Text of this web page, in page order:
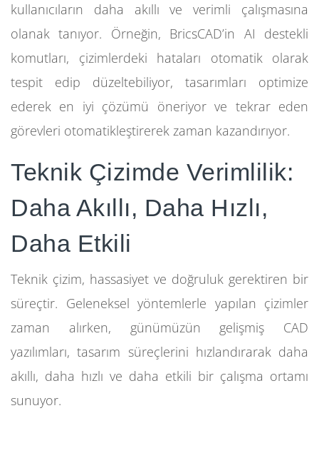
kullanıcıların daha akıllı ve verimli çalışmasına
olanak tanıyor. Örneğin, BricsCAD’in AI destekli
komutları, çizimlerdeki hataları otomatik olarak
tespit edip düzeltebiliyor, tasarımları optimize
ederek en iyi çözümü öneriyor ve tekrar eden
görevleri otomatikleştirerek zaman kazandırıyor.
Teknik Çizimde Verimlilik:
Daha Akıllı, Daha Hızlı,
Daha Etkili
Teknik çizim, hassasiyet ve doğruluk gerektiren bir
süreçtir. Geleneksel yöntemlerle yapılan çizimler
zaman alırken, günümüzün gelişmiş CAD
yazılımları, tasarım süreçlerini hızlandırarak daha
akıllı, daha hızlı ve daha etkili bir çalışma ortamı
sunuyor.